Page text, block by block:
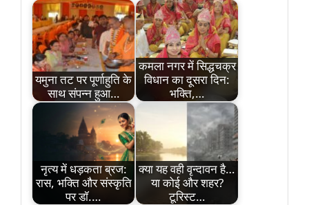
यमुना तट पर पूर्णाहुति के
साथ संपन्न हुआ…
कमला नगर में सिद्धचक्र
विधान का दूसरा दिन:
भक्ति,…
नृत्य में धड़कता ब्रज:
रास, भक्ति और संस्कृति
पर डॉ.…
क्या यह वही वृन्दावन है…
या कोई और शहर?
टूरिस्ट…